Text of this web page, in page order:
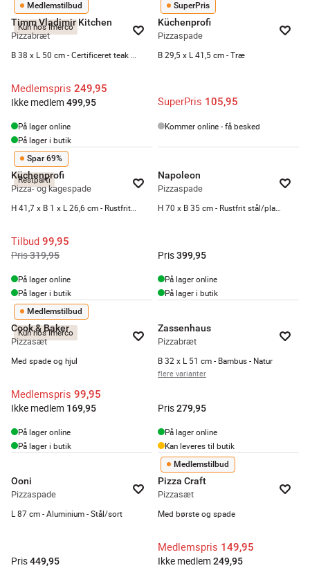
Kun hos Imerco
Medlemstilbud
Timm Vladimir Kitchen
Pizzabræt
Medlemspris 249,95
Ikke medlem 499,95
På lager online
På lager i butik
SuperPris
Küchenprofi
Pizzaspade
B 29,5 x L 41,5 cm - Træ
SuperPris 105,95
Kommer online - få besked
Restparti
Spar 69%
Küchenprofi
Pizza- og kagespade
Tilbud 99,95
Pris319,95
På lager online
På lager i butik
Napoleon
Pizzaspade
Pris399,95
På lager online
På lager i butik
Kun hos Imerco
Medlemstilbud
Cook & Baker
Pizzasæt
Med spade og hjul
Medlemspris 99,95
Ikke medlem 169,95
På lager online
På lager i butik
Zassenhaus
Pizzabræt
B 32 x L 51 cm - Bambus - Natur
flere varianter
Pris279,95
På lager online
Kan leveres til butik
Ooni
Pizzaspade
L 87 cm - Aluminium - Stål/sort
Pris449,95
Medlemstilbud
Pizza Craft
Pizzasæt
Med børste og spade
Medlemspris 149,95
Ikke medlem 249,95